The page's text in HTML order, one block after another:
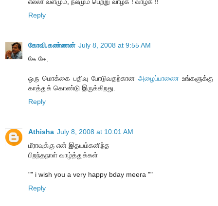
Reply
கோவி.கண்ணன் July 8, 2008 at 9:55 AM
கே.கே,
ஒரு மொக்கை பதிவு போடுவதற்கான அழைப்பாணை உங்களுக்கு
காத்துக் கொண்டு இருக்கிறது.
Reply
Athisha July 8, 2008 at 10:01 AM
மீராவுக்கு என் இதயம்கனிந்த
பிறந்தநாள் வாழ்த்துக்கள்
"" i wish you a very happy bday meera ""
Reply